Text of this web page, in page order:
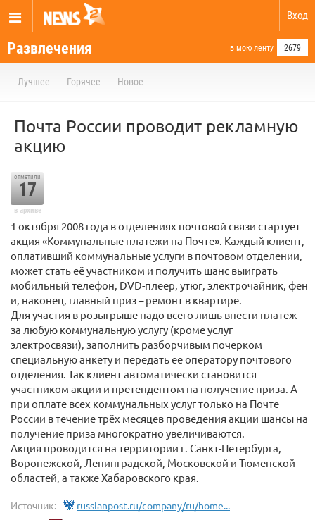
Вход
Развлечения в мою ленту 2679
Лучшее Горячее Новое
Почта России проводит рекламную
акцию
отметили
17
в архиве
1 октября 2008 года в отделениях почтовой связи стартует
акция «Коммунальные платежи на Почте». Каждый клиент,
оплативший коммунальные услуги в почтовом отделении,
может стать её участником и получить шанс выиграть
мобильный телефон, DVD-плеер, утюг, электрочайник, фен
и, наконец, главный приз – ремонт в квартире.
Для участия в розыгрыше надо всего лишь внести платеж
за любую коммунальную услугу (кроме услуг
электросвязи), заполнить разборчивым почерком
специальную анкету и передать ее оператору почтового
отделения. Так клиент автоматически становится
участником акции и претендентом на получение приза. А
при оплате всех коммунальных услуг только на Почте
России в течение трёх месяцев проведения акции шансы на
получение приза многократно увеличиваются.
Акция проводится на территории г. Санкт-Петербурга,
Воронежской, Ленинградской, Московской и Тюменской
областей, а также Хабаровского края.
Источник: russianpost.ru/company/ru/home...